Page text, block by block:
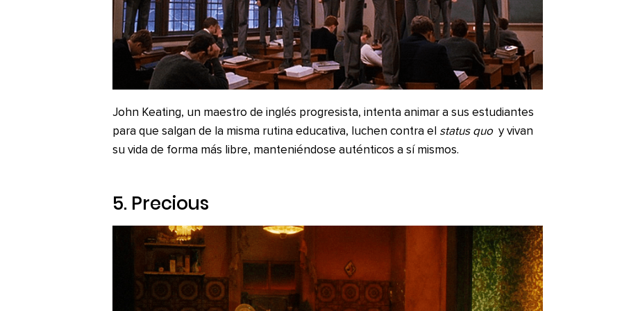
John Keating, un maestro de inglés progresista, intenta animar a sus estudiantes
para que salgan de la misma rutina educativa, luchen contra el status quo y vivan
su vida de forma más libre, manteniéndose auténticos a sí mismos.
5. Precious